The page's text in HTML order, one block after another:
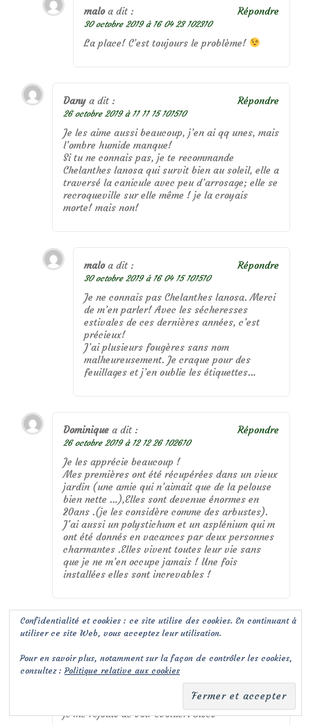
malo a dit :
30 octobre 2019 à 16 04 23 102310
La place! C’est toujours le problème!
Répondre
Dany a dit :
26 octobre 2019 à 11 11 15 101510
Je les aime aussi beaucoup, j’en ai qq unes, mais
l’ombre humide manque!
Si tu ne connais pas, je te recommande
Chelanthes lanosa qui survit bien au soleil, elle a
traversé la canicule avec peu d’arrosage; elle se
recroqueville sur elle même ! je la croyais
morte! mais non!
Répondre
malo a dit :
30 octobre 2019 à 16 04 15 101510
Je ne connais pas Chelanthes lanosa. Merci
de m’en parler! Avec les sécheresses
estivales de ces dernières années, c’est
précieux!
J’ai plusieurs fougères sans nom
malheureusement. Je craque pour des
feuillages et j’en oublie les étiquettes…
Répondre
Dominique a dit :
26 octobre 2019 à 12 12 26 102610
Je les apprécie beaucoup !
Mes premières ont été récupérées dans un vieux
jardin (une amie qui n’aimait que de la pelouse
bien nette …),Elles sont devenue énormes en
20ans .(je les considère comme des arbustes).
J’ai aussi un polystichum et un asplénium qui m
ont été donnés en vacances par deux personnes
charmantes .Elles vivent toutes leur vie sans
que je ne m’en occupe jamais ! Une fois
installées elles sont increvables !
Répondre
Pascale Rahir a dit :
Tiens donc, encore une chose qui nous
rapproche. Je suis étonnée de la diversité
végétale que nous offre cette partie du règne
végétal. J’en ai aussi planté quelques unes que
je me réjouis de voir évoluer. Bises
Confidentialité et cookies : ce site utilise des cookies. En continuant à
utiliser ce site Web, vous acceptez leur utilisation.
Pour en savoir plus, notamment sur la façon de contrôler les cookies,
consultez :Politique relative aux cookies